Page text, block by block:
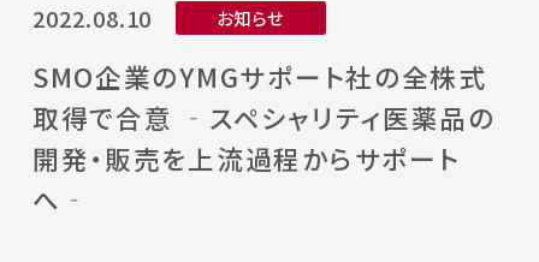
2022.08.10 お知らせ
SMO企業のYMGサポート社の全株式
取得で合意 ‐スペシャリティ医薬品の
開発・販売を上流過程からサポート
へ‐